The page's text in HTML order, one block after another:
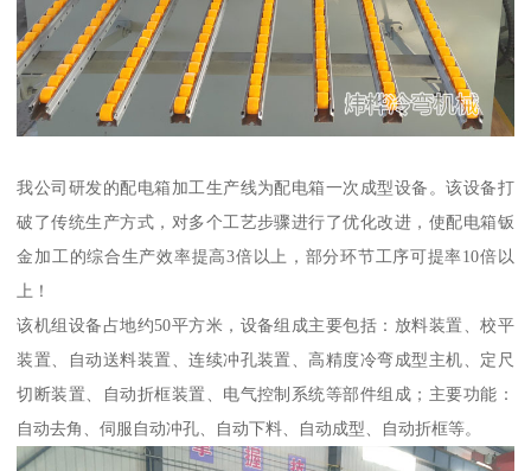
我公司研发的配电箱加工生产线为配电箱一次成型设备。该设备打
破了传统生产方式，对多个工艺步骤进行了优化改进，使配电箱钣
金加工的综合生产效率提高3倍以上，部分环节工序可提率10倍以
上！
该机组设备占地约50平方米，设备组成主要包括：放料装置、校平
装置、自动送料装置、连续冲孔装置、高精度冷弯成型主机、定尺
切断装置、自动折框装置、电气控制系统等部件组成；主要功能：
自动去角、伺服自动冲孔、自动下料、自动成型、自动折框等。